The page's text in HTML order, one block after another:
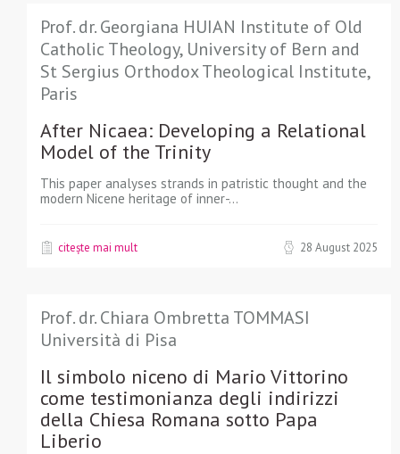
Prof. dr. Georgiana HUIAN Institute of Old
Catholic Theology, University of Bern and
St Sergius Orthodox Theological Institute,
Paris
After Nicaea: Developing a Relational
Model of the Trinity
This paper analyses strands in patristic thought and the
modern Nicene heritage of inner-...
citește mai mult 28 August 2025
Prof. dr. Chiara Ombretta TOMMASI
Università di Pisa
Il simbolo niceno di Mario Vittorino
come testimonianza degli indirizzi
della Chiesa Romana sotto Papa
Liberio